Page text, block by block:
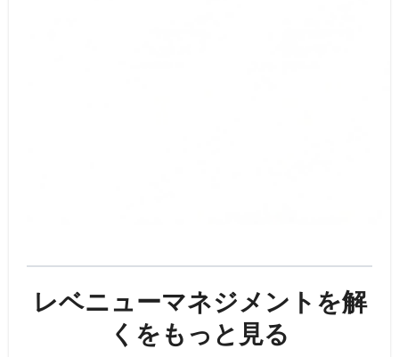
レベニューマネジメントを解
くをもっと見る